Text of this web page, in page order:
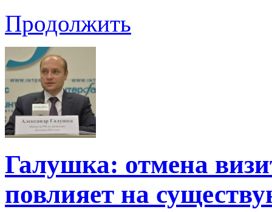
Продолжить
Галушка: отмена
повлияет на